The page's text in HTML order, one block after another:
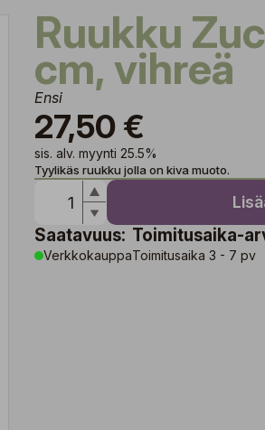
Ruukku Zucca 16
cm, vihreä
Ensi
27,50 €
sis. alv. myynti 25.5%
Tyylikäs ruukku jolla on kiva muoto.
Saatavuus:
Verkkokauppa
Toimitusaika-
Toimitusaika 3 - 7 pv